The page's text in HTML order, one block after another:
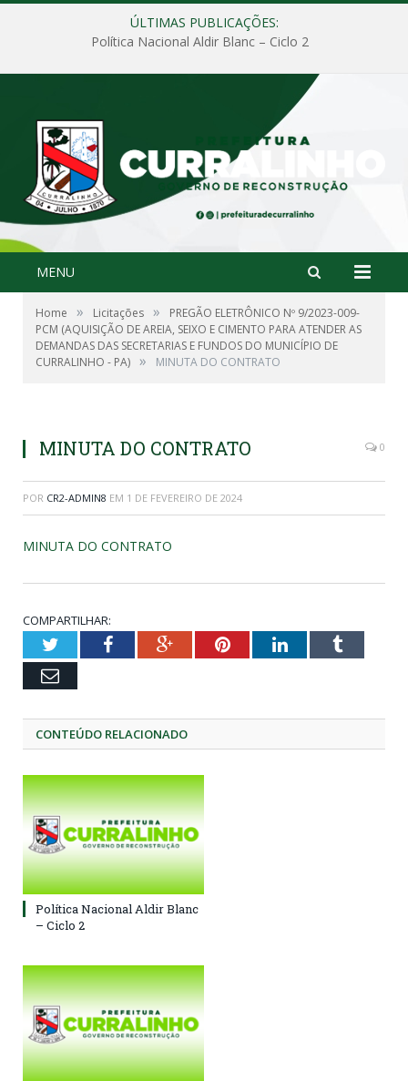
ÚLTIMAS PUBLICAÇÕES:
Política Nacional Aldir Blanc – Ciclo 2
MENU
Home » Licitações »
PREGÃO ELETRÔNICO Nº 9/2023-009-
PCM (AQUISIÇÃO DE AREIA, SEIXO E CIMENTO PARA ATENDER AS
DEMANDAS DAS SECRETARIAS E FUNDOS DO MUNICÍPIO DE
CURRALINHO - PA) » MINUTA DO CONTRATO
MINUTA DO CONTRATO 0
POR CR2-ADMIN8 EM 1 DE FEVEREIRO DE 2024
MINUTA DO CONTRATO
COMPARTILHAR:
TwitterFacebookGoogle+PinterestLinkedInTumblr
Email
CONTEÚDO RELACIONADO
Política Nacional Aldir Blanc
– Ciclo 2